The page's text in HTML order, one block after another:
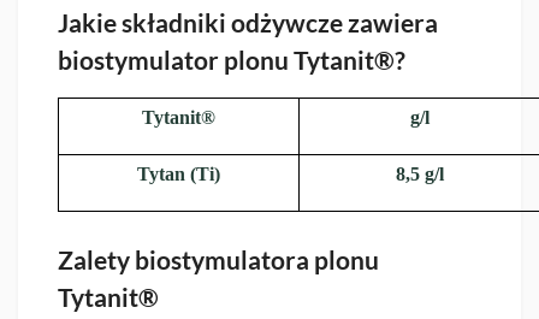
Jakie składniki odżywcze zawiera
biostymulator plonu Tytanit®?
Tytanit® g/l
Tytan (Ti) 8,5 g/l
Zalety biostymulatora plonu
Tytanit®